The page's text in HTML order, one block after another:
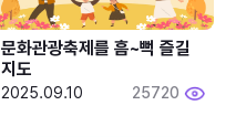
문화관광축제를 흠~뻑 즐길
지도
2025.09.10 25720